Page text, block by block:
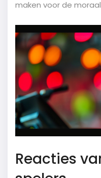
maken voor de
Reacties